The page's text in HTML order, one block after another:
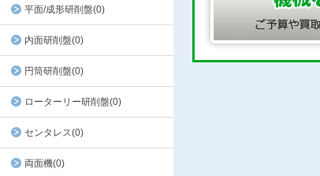
平面/成形研削盤(0)
内面研削盤(0)
円筒研削盤(0)
ローターリー研削盤(0)
センタレス(0)
両面機(0)